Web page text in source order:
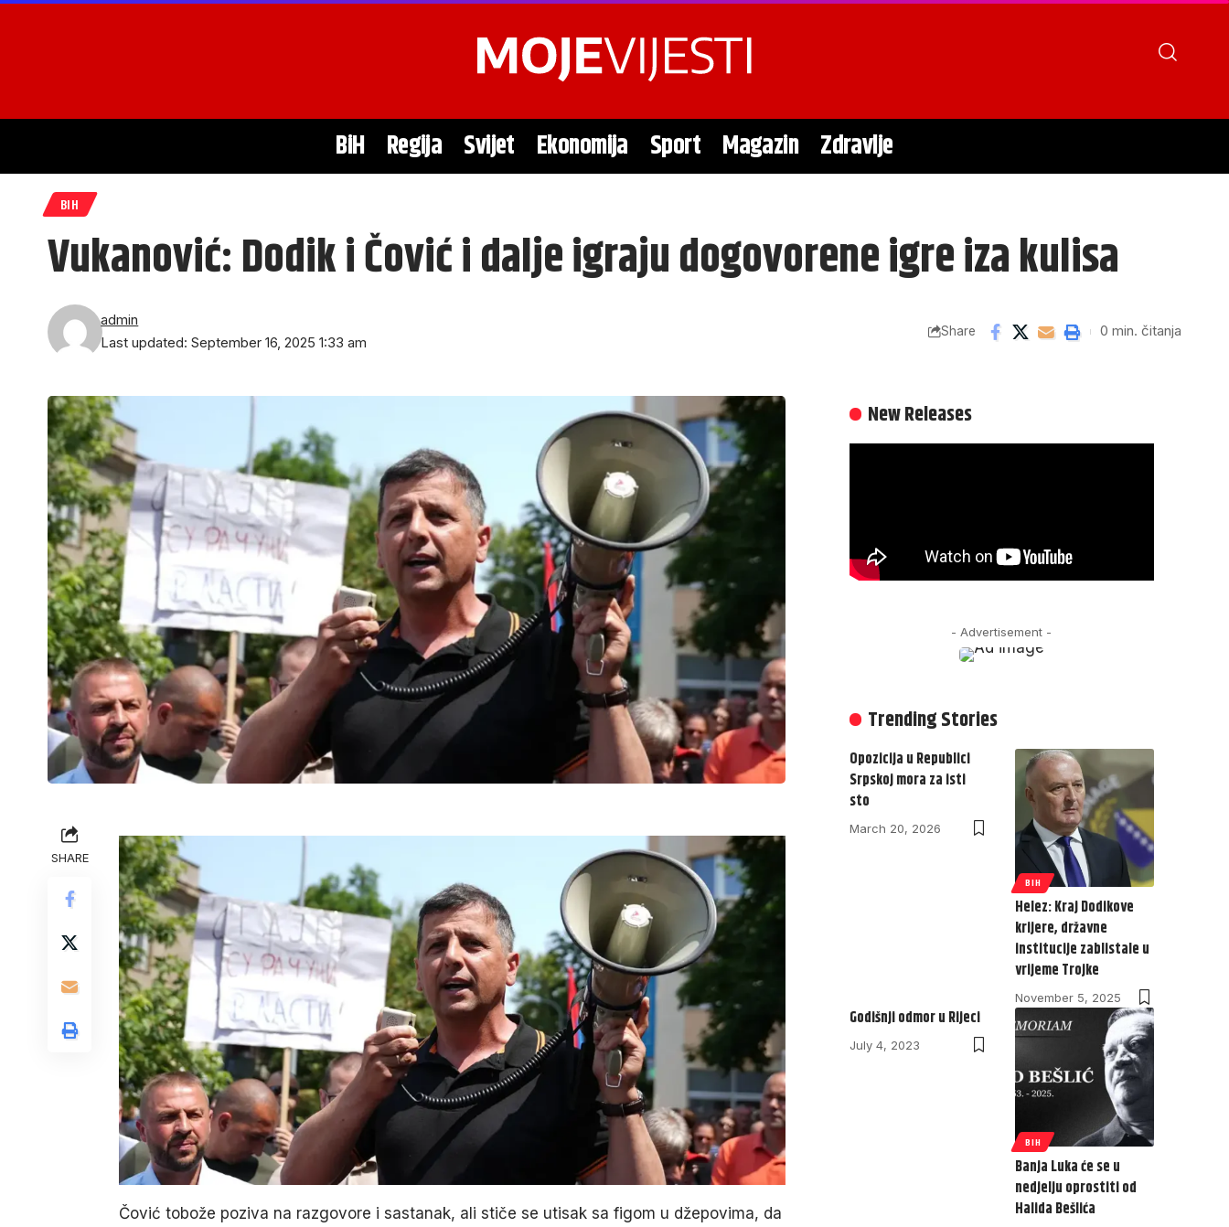
BiH Regija Svijet Ekonomija Sport Magazin Zdravlje
BIH
Vukanović: Dodik i Čović i dalje igraju dogovorene igre iza kulisa
Last updated: September 16, 2025 1:33 am
admin
Share 0 min. čitanja
SHARE
Čović tobože poziva na razgovore i sastanak, ali stiče se utisak sa figom u džepovima, da
New Releases
- Advertisement -
Trending Stories
Opozicija u Republici
Srpskoj mora za isti
sto
March 20, 2026
BIH
Helez: Kraj Dodikove
krijere, državne
institucije zablistale u
vrijeme Trojke
November 5, 2025
Godišnji odmor u Rijeci
July 4, 2023
BIH
Banja Luka će se u
nedjelju oprostiti od
Halida Bešlića